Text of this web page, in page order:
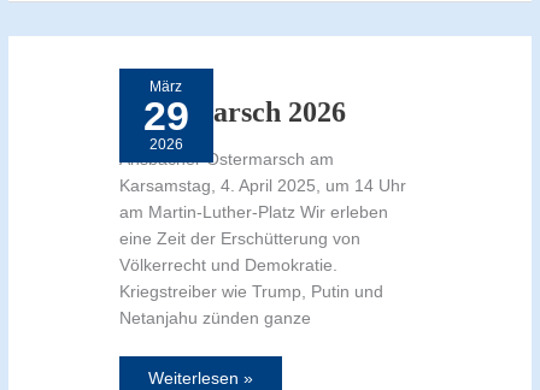
März
29
2026
Ostermarsch 2026
Ansbacher Ostermarsch am
Karsamstag, 4. April 2025, um 14 Uhr
am Martin-Luther-Platz Wir erleben
eine Zeit der Erschütterung von
Völkerrecht und Demokratie.
Kriegstreiber wie Trump, Putin und
Netanjahu zünden ganze
Ostermarsch
Weiterlesen »